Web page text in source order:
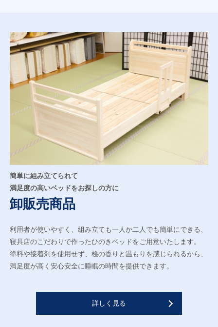
簡単に組み立てられて
満足度の高いベッドをお探しの方に
卸販売商品
利用者が使いやすく、組み立ても一人か二人でも簡単にできる、
寝具店のこだわりで作ったひのきベッドをご用意いたします。
塗料や接着剤を使用せず、桧の香りと温もりを感じられるから、
満足度が高く安心安全に睡眠の時間を提供できます。
詳しく見る